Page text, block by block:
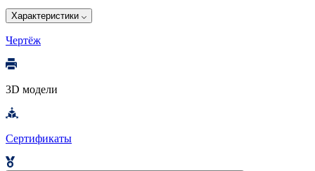
Характеристики
Чертёж
3D модели
Сертификаты